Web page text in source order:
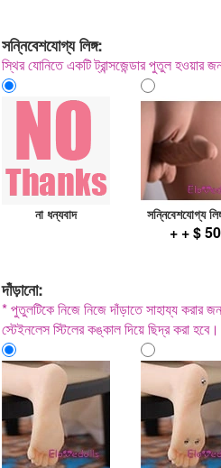
সন্নিবেশযোগ্য লিঙ্গ:
স্থির যোনিতে একটি ট্রান্সজেন্ডার পুতুল হওয়ার
না ধন্যবাদ সন্নিবেশযোগ্য
+ + $ 50
দাঁড়ানো:
* পুতুলটিকে নিজে নিজে দাঁড়াতে সাহায্য করার
স্টেইনলেস স্টিলের কঙ্কাল দিয়ে ছিদ্র করা হবে।